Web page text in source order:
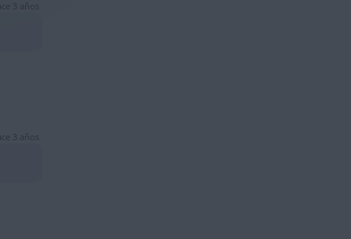
3 años
3 años